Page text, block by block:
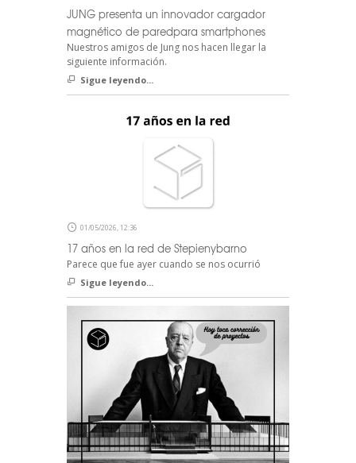
JUNG presenta un innovador cargador
magnético de paredpara smartphones
Nuestros amigos de Jung nos hacen llegar la
siguiente información.
Sigue leyendo...
01/05/2026, 12:36
17 años en la red de Stepienybarno
Parece que fue ayer cuando se nos ocurrió
Sigue leyendo...